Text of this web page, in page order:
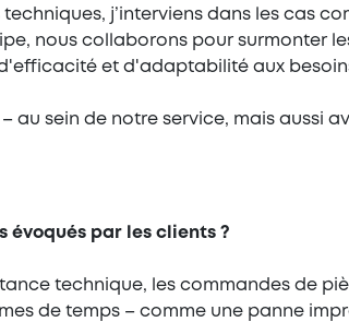
j’interviens dans les cas
nous collaborons pour surmonter
et d'adaptabilité aux
au sein de notre service, mais aussi
évoqués par les clients ?
technique, les commandes de
de temps – comme une panne